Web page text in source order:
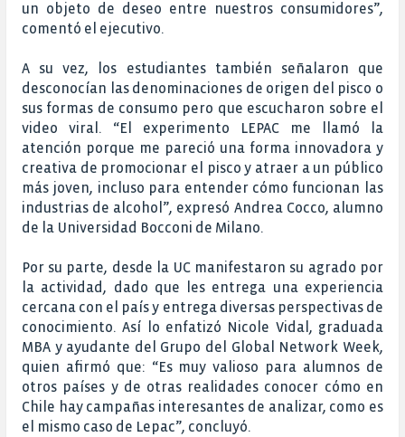
un objeto de deseo entre nuestros consumidores”,
comentó el ejecutivo.
A su vez, los estudiantes también señalaron que
desconocían las denominaciones de origen del pisco o
sus formas de consumo pero que escucharon sobre el
video viral. “El experimento LEPAC me llamó la
atención porque me pareció una forma innovadora y
creativa de promocionar el pisco y atraer a un público
más joven, incluso para entender cómo funcionan las
industrias de alcohol”, expresó Andrea Cocco, alumno
de la Universidad Bocconi de Milano.
Por su parte, desde la UC manifestaron su agrado por
la actividad, dado que les entrega una experiencia
cercana con el país y entrega diversas perspectivas de
conocimiento. Así lo enfatizó Nicole Vidal, graduada
MBA y ayudante del Grupo del Global Network Week,
quien afirmó que: “Es muy valioso para alumnos de
otros países y de otras realidades conocer cómo en
Chile hay campañas interesantes de analizar, como es
el mismo caso de Lepac”, concluyó.